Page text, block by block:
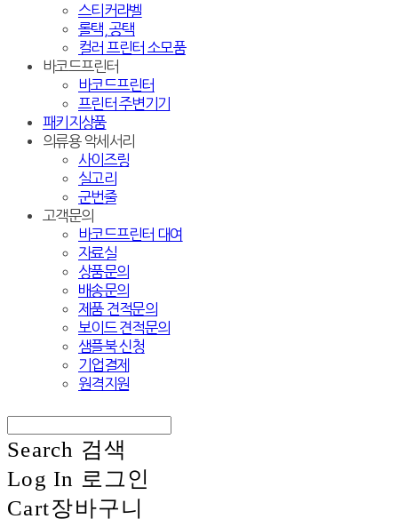
스티커라벨
롤택, 공택
컬러 프린터 소모품
바코드프린터
바코드프린터
프린터 주변기기
패키지상품
의류용 악세서리
사이즈링
실고리
군번줄
고객문의
바코드프린터 대여
자료실
상품문의
배송문의
제품 견적문의
보이드 견적문의
샘플북 신청
기업결제
원격지원
Search 검색
Log In 로그인
Cart장바구니